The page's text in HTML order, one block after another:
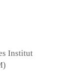
Institut